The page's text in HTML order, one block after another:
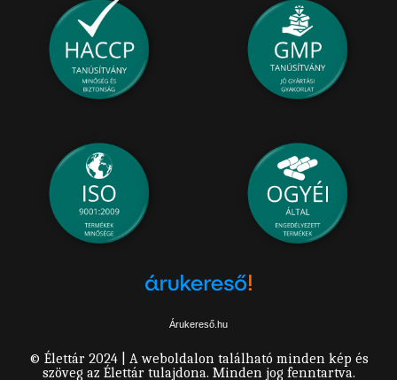
Árukereső.hu
© Élettár 2024 | A weboldalon található minden kép és
szöveg az Élettár tulajdona. Minden jog fenntartva.